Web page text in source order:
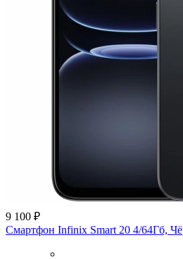
9 100 ₽
Смартфон Infinix Smart 20 4/64Гб,